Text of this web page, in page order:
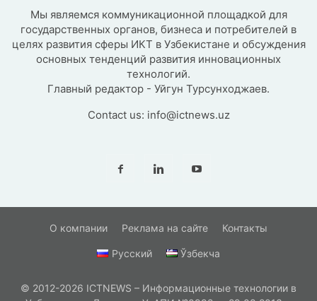
Мы являемся коммуникационной площадкой для
государственных органов, бизнеса и потребителей в
целях развития сферы ИКТ в Узбекистане и обсуждения
основных тенденций развития инновационных
технологий.
Главный редактор - Уйгун Турсунходжаев.
Contact us: info@ictnews.uz
О компании Реклама на сайте Контакты
Русский Ўзбекча
© 2012-2026 ICTNEWS – Информационные технологии в